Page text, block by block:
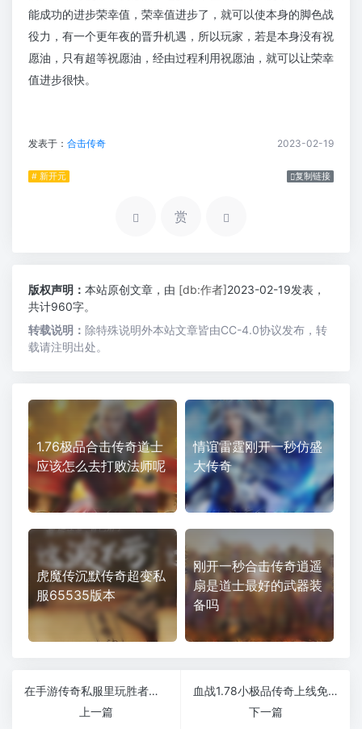
能成功的进步荣幸值，荣幸值进步了，就可以使本身的脚色战
役力，有一个更年夜的晋升机遇，所以玩家，若是本身没有祝
愿油，只有超等祝愿油，经由过程利用祝愿油，就可以让荣幸
值进步很快。
发表于： 合击传奇 2023-02-19
# 新开元 复制链接
赏
版权声明： 本站原创文章，由 [db:作者]2023-02-19发表，
共计960字。
转载说明： 除特殊说明外本站文章皆由CC-4.0协议发布，转
载请注明出处。
1.76极品合击传奇道士
应该怎么去打败法师呢
情谊雷霆刚开一秒仿盛
大传奇
虎魔传沉默传奇超变私
服65535版本
刚开一秒合击传奇逍遥
扇是道士最好的武器装
备吗
在手游传奇私服里玩胜者为王的规则
上一篇
血战1.78小极品传奇上线免费进入各大地图
下一篇